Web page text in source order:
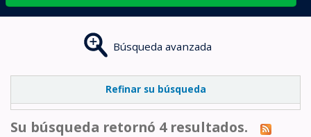
Búsqueda avanzada
Refinar su búsqueda
Su búsqueda retornó 4 resultados.